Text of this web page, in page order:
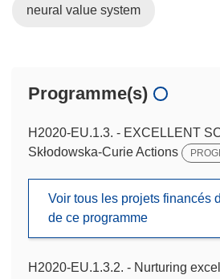
neural value system
Programme(s)
H2020-EU.1.3. - EXCELLENT
Skłodowska-Curie Actions
Voir tous les projets financés
de ce programme
H2020-EU.1.3.2. - Nurturing